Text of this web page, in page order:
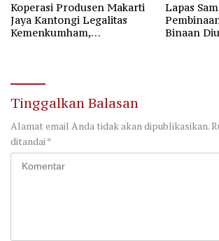
Koperasi Produsen Makarti
Jaya Kantongi Legalitas
Kemenkumham,
Lapas
Binaan
Tinggalkan Balasan
Alamat email Anda tidak akan dipublikasikan.
ditandai*